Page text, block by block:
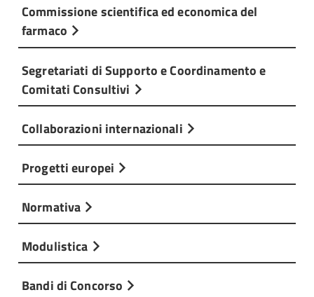
Commissione scientifica ed economica del
farmaco
Segretariati di Supporto e Coordinamento e
Comitati Consultivi
Collaborazioni internazionali
Progetti europei
Normativa
Modulistica
Bandi di Concorso